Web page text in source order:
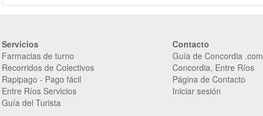
Servicios
Farmacias de turno
Recorridos de Colectivos
Rapipago - Pago fácil
Entre Ríos Servicios
Guía del Turista
Contacto
Guía de Concordia .com
Concordia, Entre Ríos
Página de Contacto
Iniciar sesión